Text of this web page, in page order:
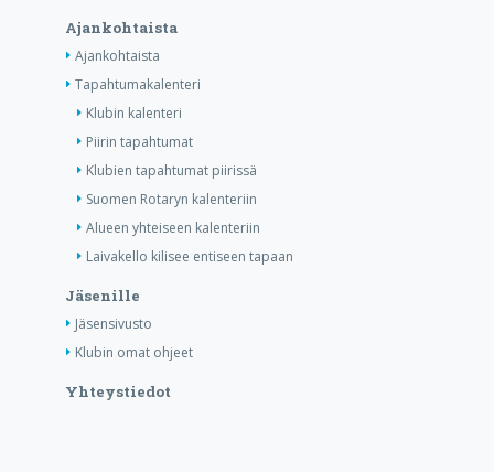
Ajankohtaista
Ajankohtaista
Tapahtumakalenteri
Klubin kalenteri
Piirin tapahtumat
Klubien tapahtumat piirissä
Suomen Rotaryn kalenteriin
Alueen yhteiseen kalenteriin
Laivakello kilisee entiseen tapaan
Jäsenille
Jäsensivusto
Klubin omat ohjeet
Yhteystiedot